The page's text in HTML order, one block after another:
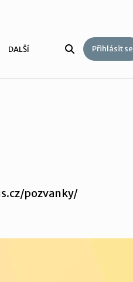
DALŠÍ Přihlásit se
pozvanky/